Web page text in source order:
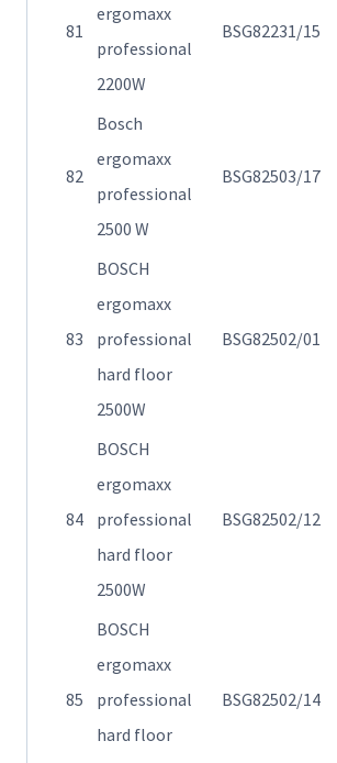
81
ergomaxx
professional
2200W
BSG82231/15
82
Bosch
ergomaxx
professional
2500 W
BSG82503/17
83
BOSCH
ergomaxx
professional
hard floor
2500W
BSG82502/01
84
BOSCH
ergomaxx
professional
hard floor
2500W
BSG82502/12
85
BOSCH
ergomaxx
professional
hard floor
BSG82502/14